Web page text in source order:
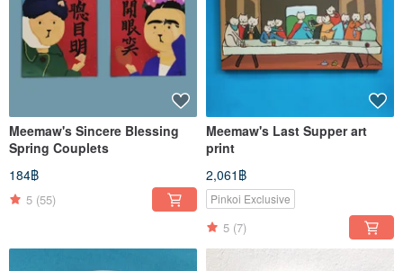
Meemaw's Sincere Blessing
Spring Couplets
184฿
5 (55)
Meemaw's Last Supper art
print
2,061฿
Pinkoi Exclusive
5 (7)